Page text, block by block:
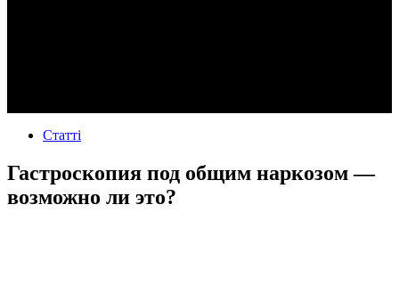
Статті
Гастроскопия под общим наркозом —
возможно ли это?